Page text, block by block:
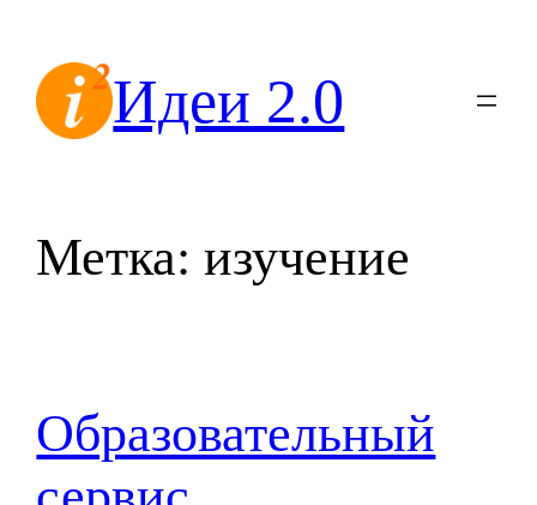
содержимомуИдеи 2.0
Метка:изучение
Образовательный